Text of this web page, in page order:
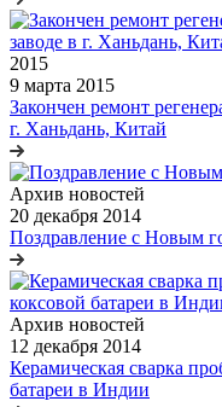
2015
9 марта 2015
Закончен ремонт
г. Ханьдань, Китай
Архив новостей
20 декабря 2014
Поздравление с Новым
Архив новостей
12 декабря 2014
Керамическая сварка
батареи в Индии